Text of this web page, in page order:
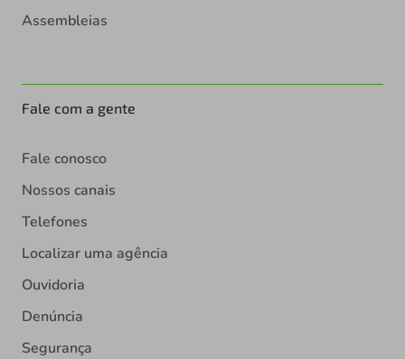
Assembleias
Fale com a gente
Fale conosco
Nossos canais
Telefones
Localizar uma agência
Ouvidoria
Denúncia
Segurança